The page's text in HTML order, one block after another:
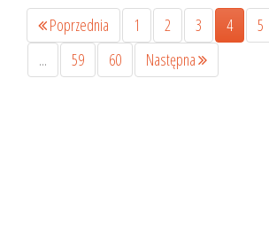
Poprzednia 1 2 3 4 5
...
59 60 Następna